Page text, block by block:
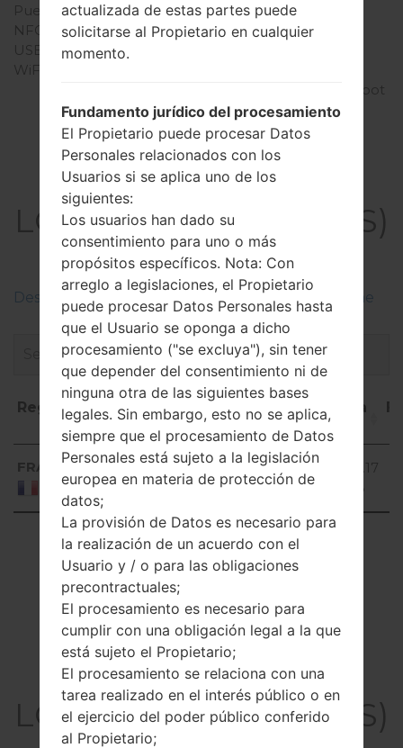
Puerto infrarrojo
No
NFC
Sí
USB
WiFi
band, Wi-Fi Direct, hotspot
El Firmware
LGD390NS(LGD390NS)
akaLG F60
Descripciones de regiones firmwares de LG Phone
Región
Nombre de
archivo
OS Talla
Región Nombre de archivo OS
FRA
France
D390ns20e_00_0118.kdz
Android
5.0.x
766.17
Showing 1 to 1 of 1 entries
Previous 1 Next
Artículos
LGD390NS(LGD390NS)
actualizada de estas partes puede
solicitarse al Propietario en cualquier
momento.
Fundamento jurídico del procesamiento
El Propietario puede procesar Datos
Personales relacionados con los
Usuarios si se aplica uno de los
siguientes:
Los usuarios han dado su
consentimiento para uno o más
propósitos específicos. Nota: Con
arreglo a legislaciones, el Propietario
puede procesar Datos Personales hasta
que el Usuario se oponga a dicho
procesamiento ("se excluya"), sin tener
que depender del consentimiento ni de
ninguna otra de las siguientes bases
legales. Sin embargo, esto no se aplica,
siempre que el procesamiento de Datos
Personales está sujeto a la legislación
europea en materia de protección de
datos;
La provisión de Datos es necesario para
la realización de un acuerdo con el
Usuario y / o para las obligaciones
precontractuales;
El procesamiento es necesario para
cumplir con una obligación legal a la que
está sujeto el Propietario;
El procesamiento se relaciona con una
tarea realizado en el interés público o en
el ejercicio del poder público conferido
al Propietario;